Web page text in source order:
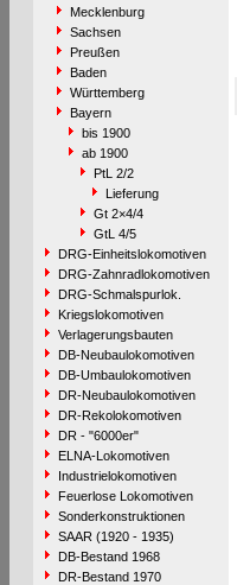
Mecklenburg
Sachsen
Preußen
Baden
Württemberg
Bayern
bis 1900
ab 1900
PtL 2/2
Lieferung
Gt 2×4/4
GtL 4/5
DRG-Einheitslokomotiven
DRG-Zahnradlokomotiven
DRG-Schmalspurlok.
Kriegslokomotiven
Verlagerungsbauten
DB-Neubaulokomotiven
DB-Umbaulokomotiven
DR-Neubaulokomotiven
DR-Rekolokomotiven
DR - "6000er"
ELNA-Lokomotiven
Industrielokomotiven
Feuerlose Lokomotiven
Sonderkonstruktionen
SAAR (1920 - 1935)
DB-Bestand 1968
DR-Bestand 1970